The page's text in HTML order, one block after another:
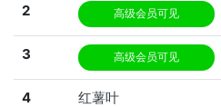
2 高级会员可见
3 高级会员可见
4 红薯叶